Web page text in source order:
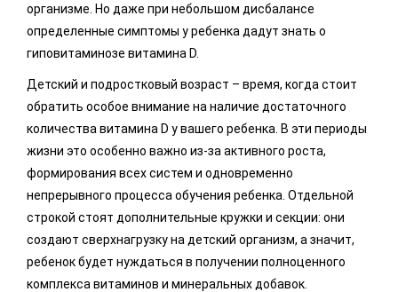
организме. Но даже при небольшом дисбалансе
определенные симптомы у ребенка дадут знать о
гиповитаминозе витамина D.
Детский и подростковый возраст – время, когда стоит
обратить особое внимание на наличие достаточного
количества витамина D у вашего ребенка. В эти периоды
жизни это особенно важно из-за активного роста,
формирования всех систем и одновременно
непрерывного процесса обучения ребенка. Отдельной
строкой стоят дополнительные кружки и секции: они
создают сверхнагрузку на детский организм, а значит,
ребенок будет нуждаться в получении полноценного
комплекса витаминов и минеральных добавок.